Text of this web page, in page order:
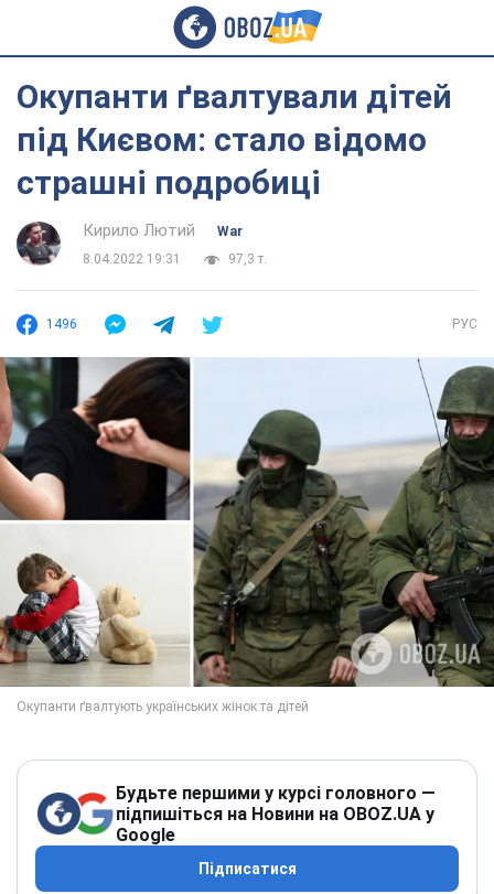
Окупанти ґвалтували дітей
під Києвом: стало відомо
страшні подробиці
Кирило Лютий
War
8.04.2022 19:31
97,3 т.
1496 РУС
Будьте першими у курсі головного —
підпишіться на Новини на OBOZ.UA у
Google
Підписатися